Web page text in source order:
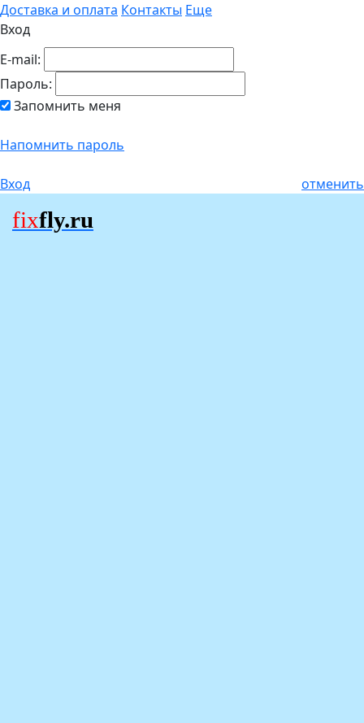
Доставка и оплата Контакты Еще
Вход
E-mail:
Пароль:
Запомнить меня
Напомнить пароль
Вход отменить
fixfly.ru